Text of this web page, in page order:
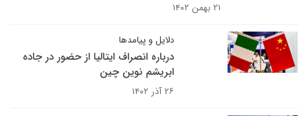
۲۱ بهمن ۱۴۰۲
دلایل و پیامدها
درباره انصراف ایتالیا از حضور در جاده
ابریشم نوین چین
۲۶ آذر ۱۴۰۲